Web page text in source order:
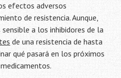
efectos adversos
de resistencia. Aunque,
a los inhibidores de la
de una resistencia de hasta
qué pasará en los próximos